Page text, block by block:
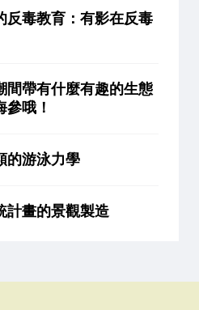
反毒教育：有影在反毒
間帶有什麼有趣的生態
哦！
的游泳力學
計畫的景觀製造